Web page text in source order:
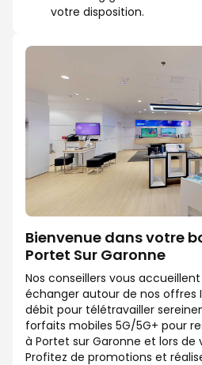
votre disposition.
Bienvenue dans votre
Portet Sur Garonne
Nos conseillers vous
échanger autour de nos offres
débit pour télétravailler
forfaits mobiles 5G/5G+ pour
à Portet sur Garonne et lors de
Profitez de promotions et